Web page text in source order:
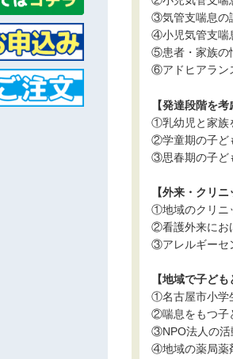
③気管支喘息の
④小児気管支喘
⑤患者・家族の
⑥アドヒアラン
【発達段階を
①乳幼児と家族
②学童期の子ど
③思春期の子ど
【外来・クリ
①地域のクリニ
②看護外来にお
③アレルギーセ
【地域で子ど
①名古屋市小学
②喘息をもつ子
③NPO法人の活
④地域の薬局薬